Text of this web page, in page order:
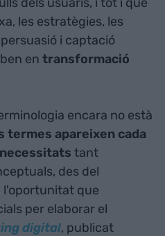
les estratègies, les
i captació
en transformació
encara no està
termes apareixen cada
tant
des del
l'oportunitat que
per elaborar el
digital, publicat